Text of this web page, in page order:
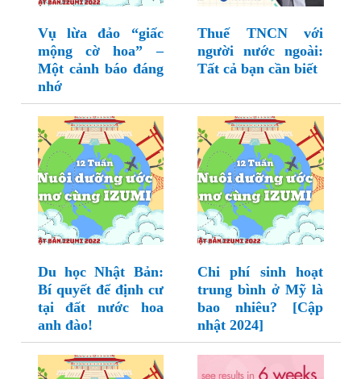
Vụ lừa đảo “giấc
mộng cờ hoa” –
Một cảnh báo đáng
nhớ
Thuế TNCN với
người nước ngoài:
Tất cả bạn cần biết
Du học Nhật Bản:
Bí quyết để định cư
tại đất nước hoa
anh đào!
Chi phí sinh hoạt
trung bình ở Mỹ là
bao nhiêu? [Cập
nhật 2024]